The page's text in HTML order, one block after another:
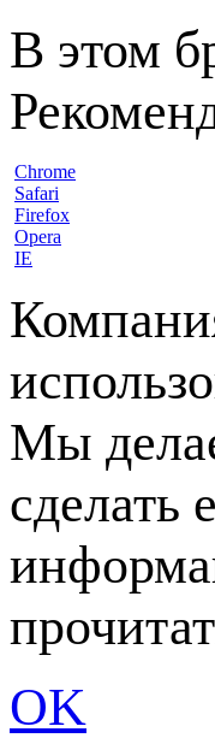
В этом
Chrome
Safari
Firefox
Opera
IE
Мы
сделать
OK